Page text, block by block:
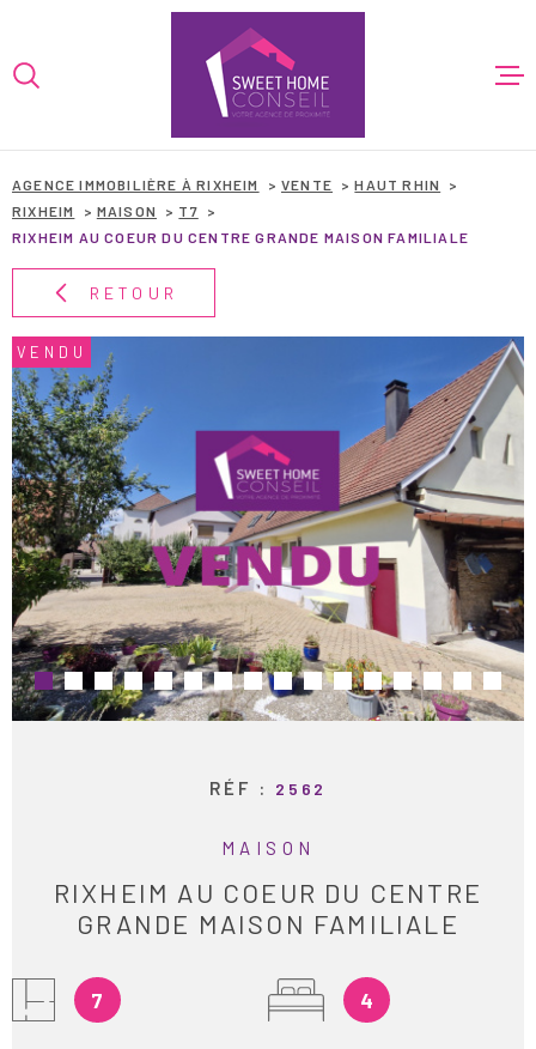
recherche
menu
principal
contenu
ACCUEIL
LOCATIONS
BIENS
ESTIMATION
ALERTE E-
AGENCE IMMOBILIÈRE À RIXHEIM VENTE
HAUT RHIN
RIXHEIM
MAISON
T7
RIXHEIM AU COEUR DU CENTRE GRANDE MAISON FAMILIALE
RETOUR
VENDU
RÉF : 2562
MAISON
RIXHEIM AU COEUR DU CENTRE
GRANDE MAISON FAMILIALE
7 4
VOTRE
RECHERCHE
D'OFFRE
ACHETER
CHAMPS
TEXTE
RÉFÉRENCE
RECHERCHER